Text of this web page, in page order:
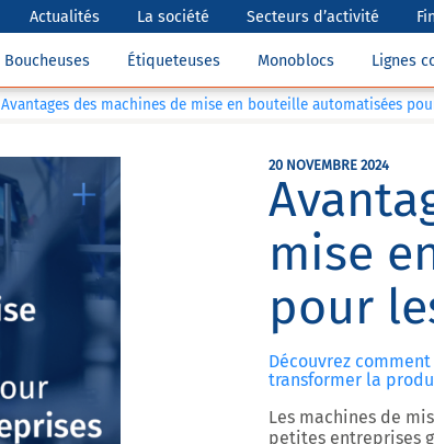
Actualités La société Secteurs d’activité
Boucheuses Étiqueteuses Monoblocs Lignes
Avantages des machines de mise en bouteille automatisées
20 NOVEMBRE 2024
mise
pour
Découvrez
transformer la
Les machines de
petites entreprises